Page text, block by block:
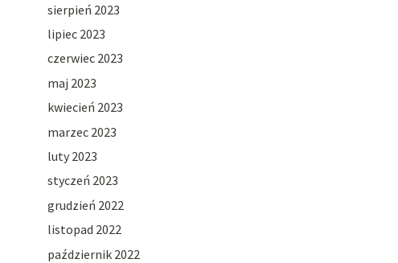
sierpień 2023
lipiec 2023
czerwiec 2023
maj 2023
kwiecień 2023
marzec 2023
luty 2023
styczeń 2023
grudzień 2022
listopad 2022
październik 2022